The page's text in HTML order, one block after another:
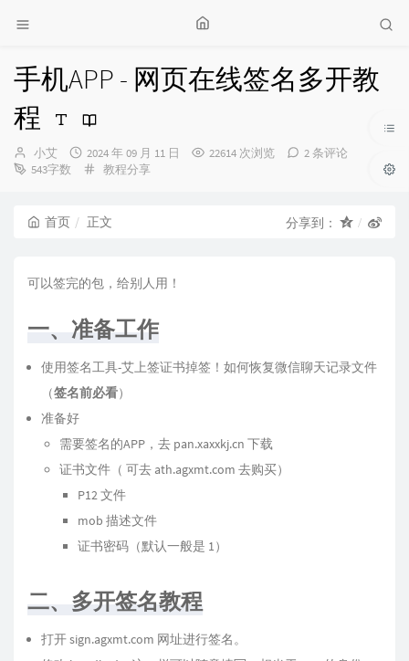
手机APP - 网页在线签名多开教
程
博
主：
小艾
发
布
2024 年 09 月 11 日 22614 次浏览
2 条评论
543字数
分
教程分享
首页 正文 分享到：
可以签完的包，给别人用！
一、准备工作
使用签名工具-艾上签证书掉签！如何恢复微信聊天记录文件
（签名前必看）
准备好
需要签名的APP，去 pan.xaxxkj.cn 下载
证书文件（ 可去 ath.agxmt.com 去购买）
P12 文件
mob 描述文件
证书密码（默认一般是 1）
二、多开签名教程
打开sign.agxmt.com 网址进行签名。